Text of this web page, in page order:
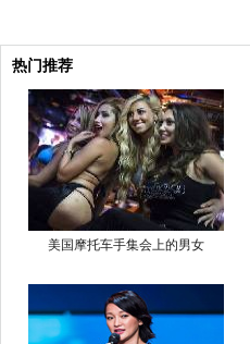
热门推荐
美国摩托车手集会上的男女